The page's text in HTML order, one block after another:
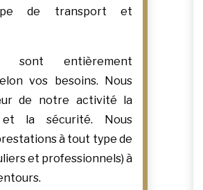
de transport et
sont entièrement
vos besoins. Nous
de notre activité la
et la sécurité. Nous
à tout type de
et professionnels) à